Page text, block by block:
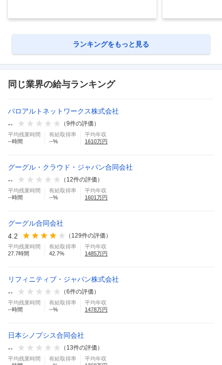
ランキングをもっと見る
同じ業界の給与ランキング
パロアルトネットワークス株式会社
--
（9件の評価）
平均残業時間
--時間
有給取得率
--%
平均年収
1610万円
グーグル・クラウド・ジャパン合同会社
--
（ 12件の評価）
平均残業時間
--時間
有給取得率
--%
平均年収
1601万円
グーグル合同会社
4.2
（ 129件の評価）
平均残業時間
27.7時間
有給取得率
42.7%
平均年収
1485万円
リフィニティブ・ジャパン株式会社
--
（6件の評価）
平均残業時間
--時間
有給取得率
--%
平均年収
1478万円
日本シノプシス合同会社
--
（ 13件の評価）
平均残業時間
有給取得率
平均年収